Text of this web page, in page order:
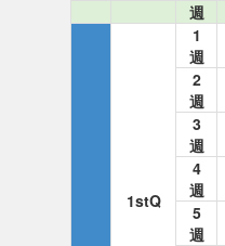
週
1stQ
1
週
2
週
3
週
4
週
5
週